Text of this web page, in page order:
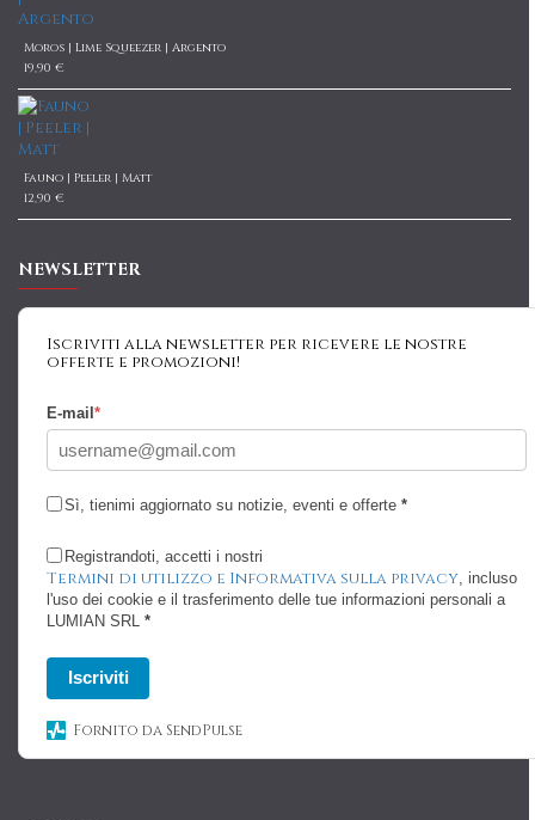
Moros | Lime Squeezer | Argento
19,90 €
Fauno | Peeler | Matt
12,90 €
NEWSLETTER
Iscriviti alla newsletter per ricevere le nostre
offerte e promozioni!
E-mail *
Sì, tienimi aggiornato su notizie, eventi e offerte *
Registrandoti, accetti i nostri
Termini di utilizzo e Informativa sulla privacy, incluso
l'uso dei cookie e il trasferimento delle tue informazioni personali a
LUMIAN SRL *
Iscriviti
Fornito da SendPulse